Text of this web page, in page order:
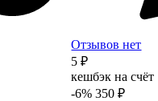
Отзывов нет
5 ₽
кешбэк на счёт
-6% 350 ₽